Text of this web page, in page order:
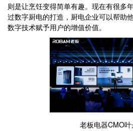
则是让烹饪变得简单有趣。现在有很多
过数字厨电的打造，厨电企业可以帮助
数字技术赋予用户的增值价值。
老板电器CMO